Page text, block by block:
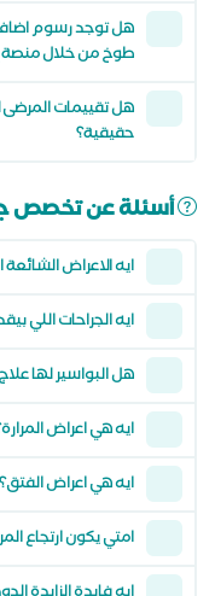
هل توجد رسوم
طوخ من خلال
هل تقييمات
حقيقية؟
أسئلة عن تخصص
ايه الاعراض
ايه الجراحات اللي
هل البواسير لها
ايه هي اعراض
ايه هي اعراض الفتق؟
امتي يكون ارتجاع